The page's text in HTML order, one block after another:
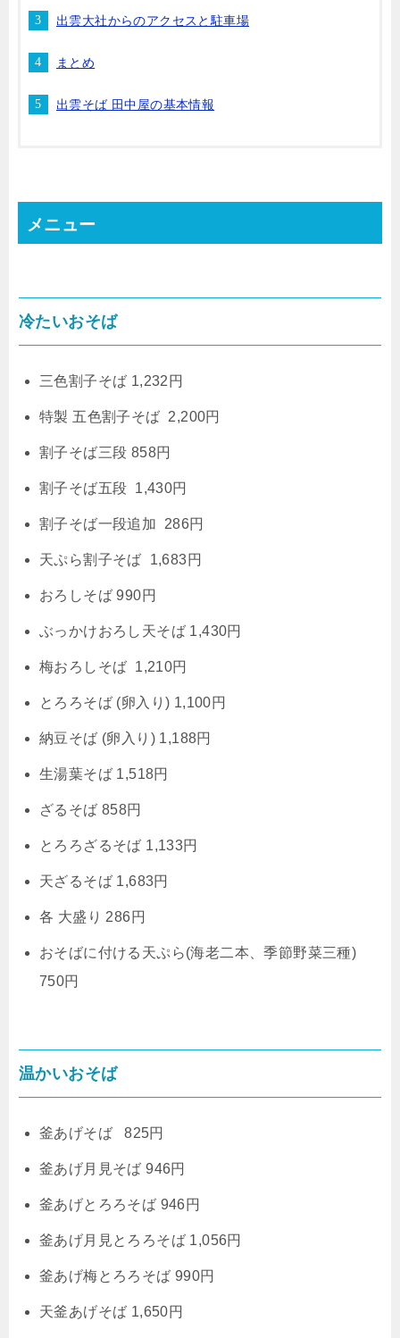
出雲大社からのアクセスと駐車場
まとめ
出雲そば 田中屋の基本情報
メニュー
冷たいおそば
三色割子そば 1,232円
特製 五色割子そば 2,200円
割子そば三段 858円
割子そば五段 1,430円
割子そば一段追加 286円
天ぷら割子そば 1,683円
おろしそば 990円
ぶっかけおろし天そば 1,430円
梅おろしそば 1,210円
とろろそば (卵入り) 1,100円
納豆そば (卵入り) 1,188円
生湯葉そば 1,518円
ざるそば 858円
とろろざるそば 1,133円
天ざるそば 1,683円
各 大盛り 286円
おそばに付ける天ぷら(海老二本、季節野菜三種)
750円
温かいおそば
釜あげそば 825円
釜あげ月見そば 946円
釜あげとろろそば 946円
釜あげ月見とろろそば 1,056円
釜あげ梅とろろそば 990円
天釜あげそば 1,650円